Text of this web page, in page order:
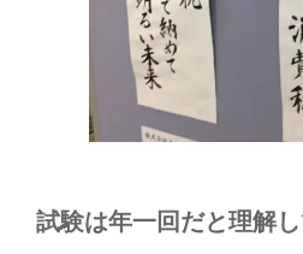
試験は年一回だと理解